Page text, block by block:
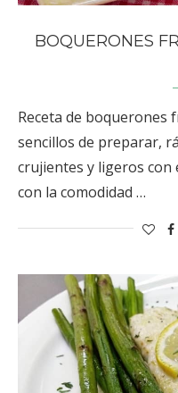
BOQUERONES
Receta de boquerones
sencillos de preparar,
crujientes y ligeros con
con la comodidad …